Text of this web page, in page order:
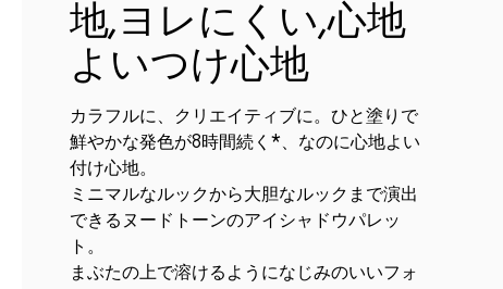
地,ヨレにくい,心地
よいつけ心地
カラフルに、クリエイティブに。ひと塗りで
鮮やかな発色が8時間続く*、なのに心地よい
付け心地。
ミニマルなルックから大胆なルックまで演出
できるヌードトーンのアイシャドウパレッ
ト。
まぶたの上で溶けるようになじみのいいフォ